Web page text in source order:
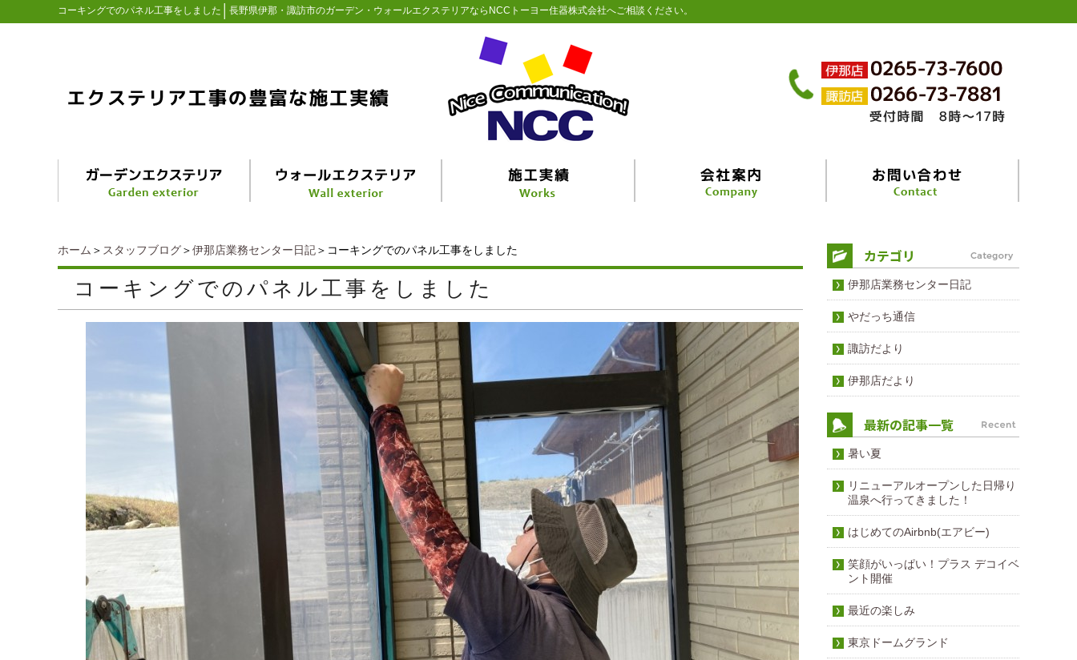
コーキングでのパネル工事をしました 長野県伊那・諏訪市のガーデン・ウォールエクステリアならNCCトーヨー住器株式会社へご相談ください。
ホーム ＞ スタッフブログ＞伊那店業務センター日記＞コーキングでのパネル工事をしました
コーキングでのパネル工事をしました 伊那店業務センター日記
やだっち通信
諏訪だより
伊那店だより
暑い夏
リニューアルオープンした日帰り
温泉へ行ってきました！
はじめてのAirbnb(エアビー)
笑顔がいっぱい！プラス デコイベ
ント開催
最近の楽しみ
東京ドームグランド